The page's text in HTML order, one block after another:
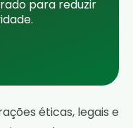
para reduzir
éticas, legais e